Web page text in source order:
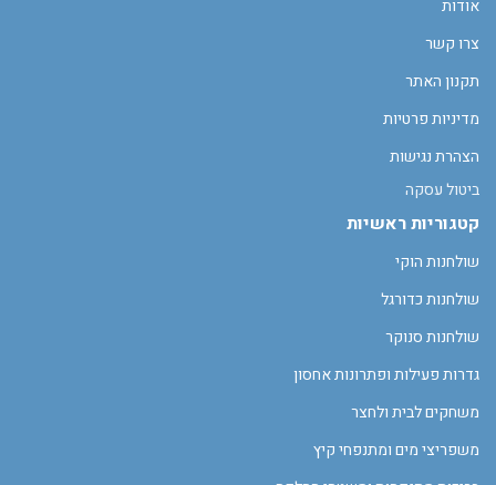
אודות
צרו קשר
תקנון האתר
מדיניות פרטיות
הצהרת נגישות
ביטול עסקה
קטגוריות ראשיות
שולחנות הוקי
שולחנות כדורגל
שולחנות סנוקר
גדרות פעילות ופתרונות אחסון
משחקים לבית ולחצר
משפריצי מים ומתנפחי קיץ